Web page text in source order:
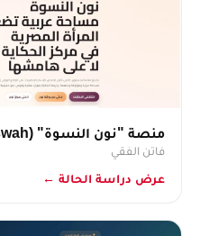
منصة "نون النسوة" (Noon Alniswah)
فاتن الفقي
عرض دراسة الحالة ←